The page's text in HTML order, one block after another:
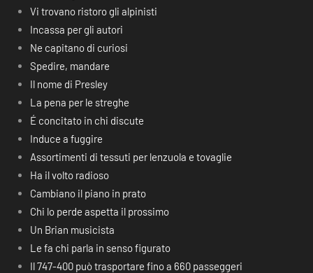
Vi trovano ristoro gli alpinisti
Incassa per gli autori
Ne capitano di curiosi
Spedire, mandare
Il nome di Presley
La pena per le streghe
É concitato in chi discute
Induce a fuggire
Assortimenti di tessuti per lenzuola e tovaglie
Ha il volto radioso
Cambiano il piano in prato
Chi lo perde aspetta il prossimo
Un Brian musicista
Le fa chi parla in senso figurato
Il 747-400 può trasportare fino a 660 passeggeri